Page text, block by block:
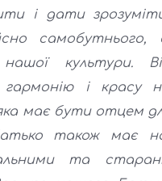
і дати
самобутнього,
культури.
гармонію і красу
має бути отцем
також має
та